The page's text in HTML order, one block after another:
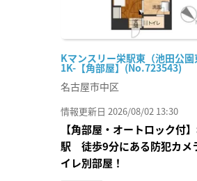
Kマンスリー栄駅東（池田公園
1K-【角部屋】(No.723543)
名古屋市中区
情報更新日 2026/08/02 13:30
【角部屋・オートロック付
駅 徒歩9分にある防犯カメ
イレ別部屋！